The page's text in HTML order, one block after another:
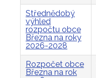
Střednědobý
výhled
rozpočtu obce
Března na roky
2026-2028
Rozpočet obce
Března na rok